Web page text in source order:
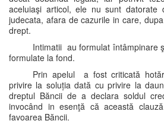
aceluiaşi articol, ele nu sunt datorate
judecata, afara de cazurile in care,
drept.
Intimatii au formulat întâmpinare
formulate la fond.
Prin apelul a fost criticată
privire la soluția dată cu privire la
dreptul Băncii de a declara soldul
invocând in esenţă că această
favoarea Băncii.